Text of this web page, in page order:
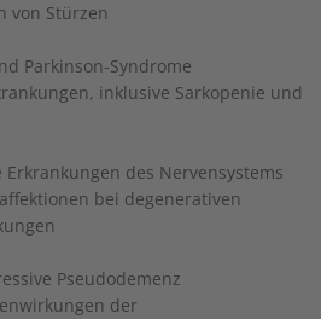
von Stürzen
Parkinson-Syndrome
inklusive Sarkopenie und
des Nervensystems
bei degenerativen
Pseudodemenz
der